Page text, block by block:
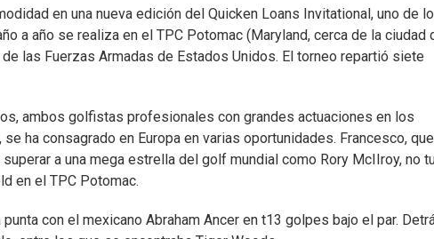
en una nueva edición del Quicken Loans Invitational, uno de
a año se realiza en el TPC Potomac (Maryland, cerca de la ciudad
las Fuerzas Armadas de Estados Unidos. El torneo repartió siete
ambos golfistas profesionales con grandes actuaciones en los
ha consagrado en Europa en varias oportunidades. Francesco, que
a una mega estrella del golf mundial como Rory McIIroy, no
en el TPC Potomac.
con el mexicano Abraham Ancer en t13 golpes bajo el par.